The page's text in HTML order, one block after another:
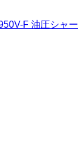
F 油圧シャー